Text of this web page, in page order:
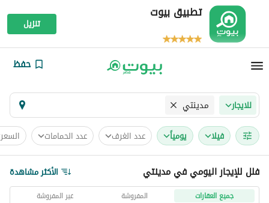
تطبيق بيوت
تنزيل
حفظ
للايجار مدينتي
فیلا يومياً عدد الغرف عدد الحمامات السعر
فلل للإيجار اليومي في مدينتي الأكثر مشاهدة
جميع العقارات المفروشة غير المفروشة